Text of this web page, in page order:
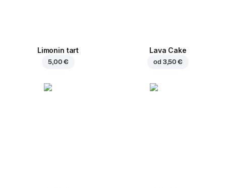
Limonin tart
5,00 €
Lava Cake
od 3,50 €